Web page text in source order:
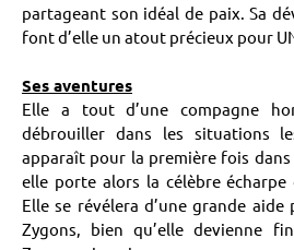
partageant son idéal de paix. Sa
font d’elle un atout précieux pour
Ses aventures
Elle a tout d’une compagne
débrouiller dans les situations
apparaît pour la première fois dans
elle porte alors la célèbre écharpe
Elle se révélera d’une grande
Zygons, bien qu’elle devienne